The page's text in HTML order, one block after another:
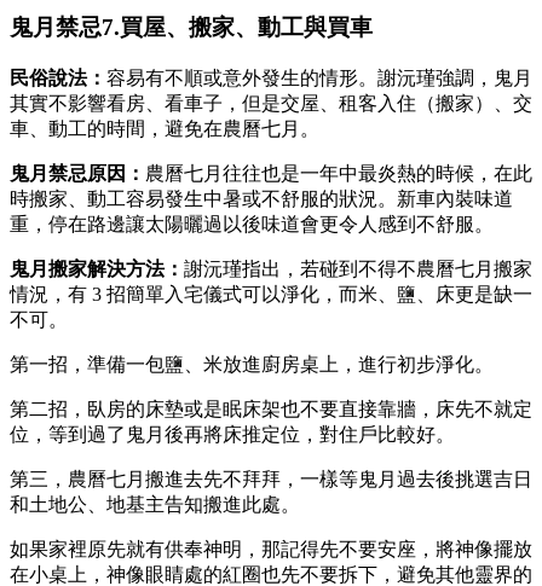
鬼月禁忌7.買屋、搬家、動工與買車
民俗說法： 容易有不順或意外發生的情形。謝沅瑾強調，鬼月
其實不影響看房、看車子，但是交屋、租客入住（搬家）、交
車、動工的時間，避免在農曆七月。
鬼月禁忌原因： 農曆七月往往也是一年中最炎熱的時候，在此
時搬家、動工容易發生中暑或不舒服的狀況。新車內裝味道
重，停在路邊讓太陽曬過以後味道會更令人感到不舒服。
鬼月搬家解決方法： 謝沅瑾指出，若碰到不得不農曆七月搬家
情況，有 3 招簡單入宅儀式可以淨化，而米、鹽、床更是缺一
不可。
第一招，準備一包鹽、米放進廚房桌上，進行初步淨化。
第二招，臥房的床墊或是眠床架也不要直接靠牆，床先不就定
位，等到過了鬼月後再將床推定位，對住戶比較好。
第三，農曆七月搬進去先不拜拜，一樣等鬼月過去後挑選吉日
和土地公、地基主告知搬進此處。
如果家裡原先就有供奉神明，那記得先不要安座，將神像擺放
在小桌上，神像眼睛處的紅圈也先不要拆下，避免其他靈界的